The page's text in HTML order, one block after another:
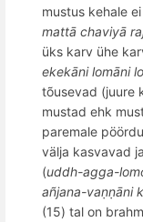
mustus kehale
mattā chaviyā
üks karv ühe
ekekāni lomāni
tõusevad (juure
mustad ehk
paremale
välja kasvavad
(uddh-agga-
añjana-vaṇṇāni
(15) tal on